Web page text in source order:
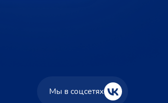
Мы в соцсетях